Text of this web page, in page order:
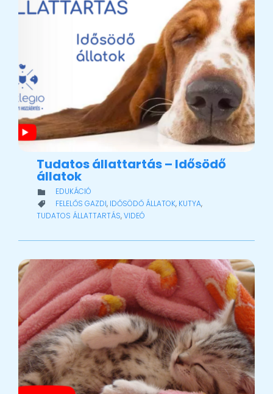
Tudatos állattartás – Idősödő
állatok
 CATEGORY
EDUKÁCIÓ
 CATEGORY
FELELŐS GAZDI, IDŐSÖDŐ ÁLLATOK, KUTYA,
TUDATOS ÁLLATTARTÁS,VIDEÓ